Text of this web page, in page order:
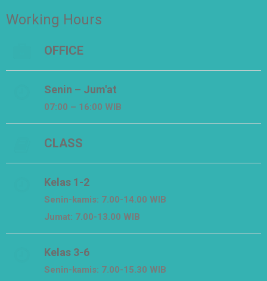
Working Hours
OFFICE
Senin – Jum'at
07:00 – 16:00 WIB
CLASS
Kelas 1-2
Senin-kamis: 7.00-14.00 WIB
Jumat: 7.00-13.00 WIB
Kelas 3-6
Senin-kamis: 7.00-15.30 WIB